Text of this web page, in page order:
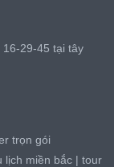
29-45 tại tây
trọn gói
lịch miền bắc | tour